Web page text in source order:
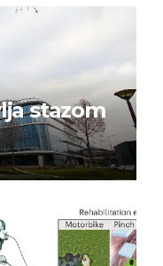
stazom